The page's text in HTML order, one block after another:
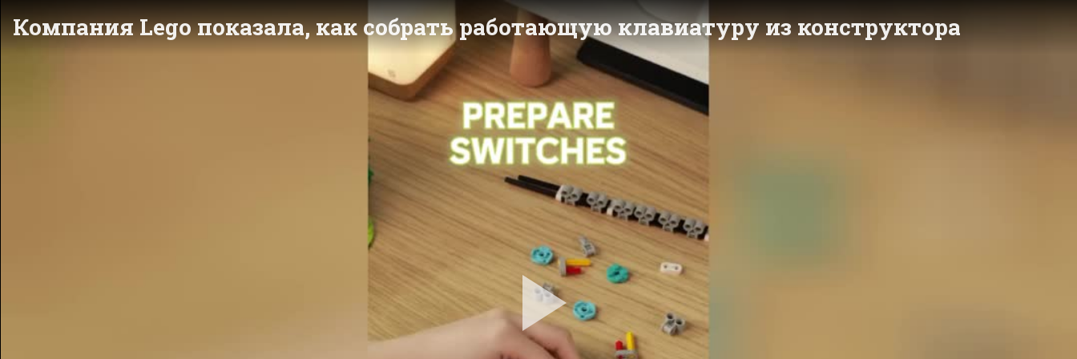
Play
Компания Lego показала, как собрать работающую клавиатуру из конструктора